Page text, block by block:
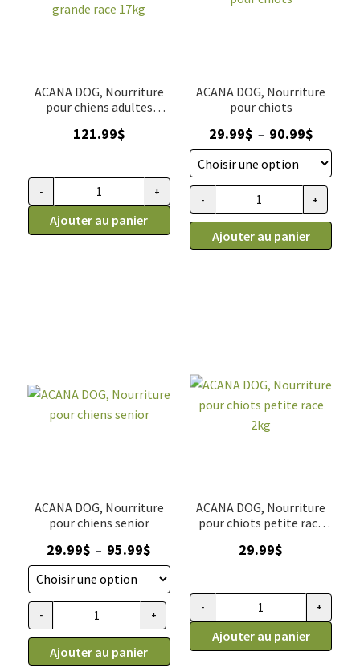
ACANA DOG, Nourriture
pour chiens adultes
121.99$
quantité de ACANA DOG, Nourriture pour chiens adultes
- +
Ajouter au panier
ACANA DOG, Nourriture
pour chiots
29.99$ – 90.99$Plage
de
prix :
29.99$
à
quantité de ACANA DOG,
- +
Ajouter au panier
ACANA DOG, Nourriture
pour chiens senior
29.99$ – 95.99$
de
prix :
29.99$
à
quantité de ACANA DOG, Nourriture pour chiens senior
- +
Ajouter au panier
ACANA DOG, Nourriture
pour chiots petite race
29.99$
quantité de ACANA DOG,
- +
Ajouter au panier